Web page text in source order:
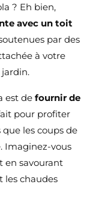
? Eh bien,
avec un toit
par des
à votre
est de fournir de
pour profiter
les coups de
Imaginez-vous
en savourant
les chaudes